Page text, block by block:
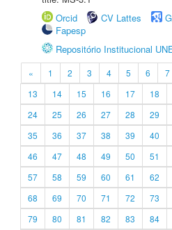
Orcid
CV Lattes
Fapesp
Repositório Institucional
« 1 2 3 4 5 6 7
13
14 15 16 17 18
24
25 26 27 28 29
35
36 37 38 39 40
46
47 48 49 50 51
57
58 59 60 61 62
68
69 70 71 72 73
79
80 81 82 83 84